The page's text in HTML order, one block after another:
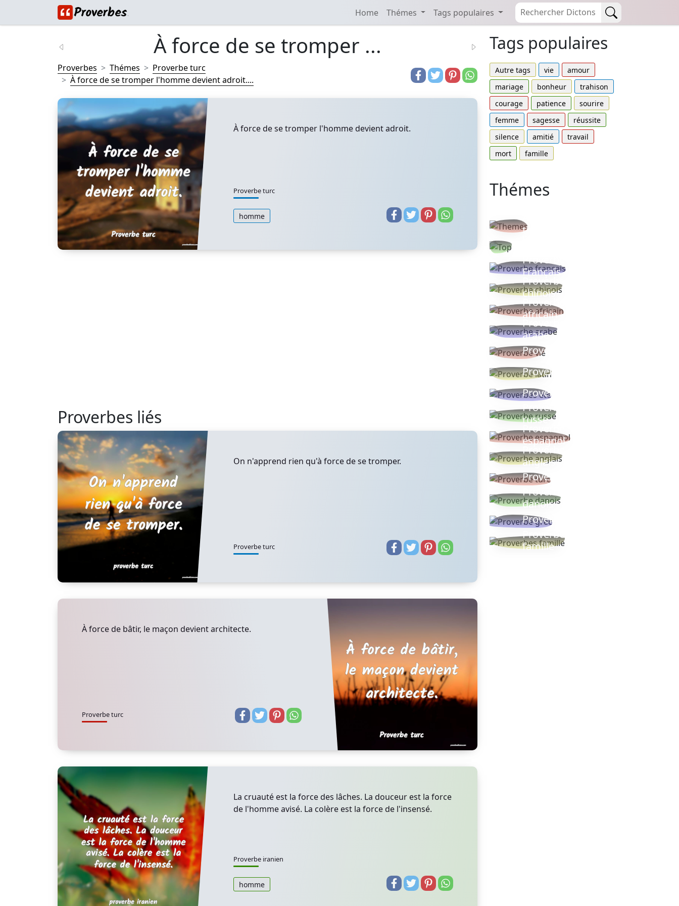
Home Thémes Tags populaires
À force de se tromper ...
Proverbes Thémes
Proverbe turc
À force de se tromper l'homme devient adroit....
À force de se tromper l'homme devient adroit.
Proverbe turc
homme
Proverbes liés
On n'apprend rien qu'à force de se tromper.
Proverbe turc
À force de bâtir, le maçon devient architecte.
Proverbe turc
La cruauté est la force des lâches. La douceur est la force
de l'homme avisé. La colère est la force de l'insensé.
Proverbe iranien
homme
Tags populaires
Autre tags vie
amour
mariage
bonheur
trahison
courage
patience
sourire
femme
sagesse
réussite
silence
amitié
travail
mort
famille
Thémes
thèmes
Proverbe
Français
Proverbe
chinois
Proverbe
africain
Proverbe
arabe
Proverbe vie
Proverbe latin
Proverbes ete
Proverbe
russe
Proverbe
espagnol
Proverbe
anglais
Proverbe turc
Proverbe
danois
Proverbe grec
Proverbes
famille